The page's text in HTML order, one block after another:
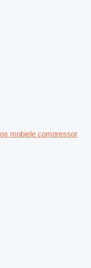
mobiele compressor